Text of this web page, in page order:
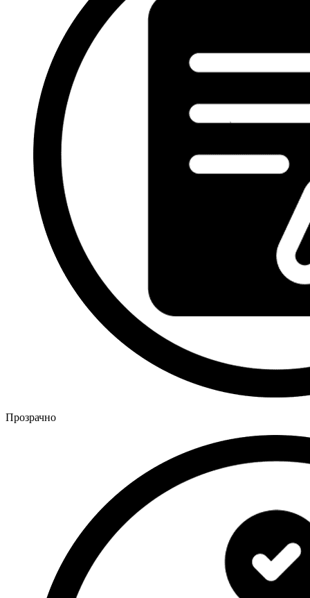
Прозрачно